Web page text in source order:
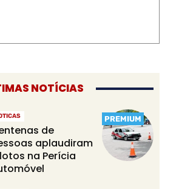
NOTÍCIAS
PREMIUM
de
aplaudiram
na Perícia